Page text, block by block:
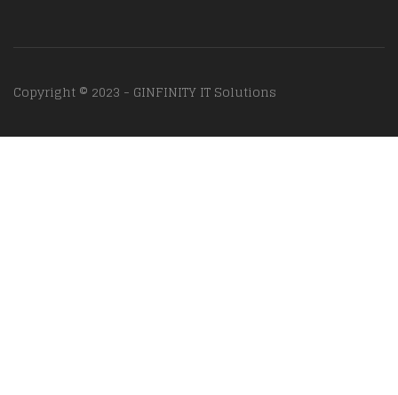
Copyright © 2023 - GINFINITY IT Solutions